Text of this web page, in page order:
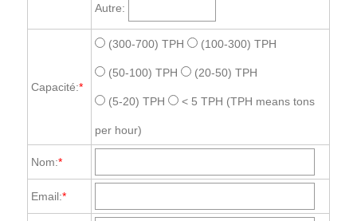
Autre:
Capacité:*
(300-700) TPH (100-300) TPH
(50-100) TPH (20-50) TPH
(5-20) TPH < 5 TPH (TPH means tons
per hour)
Nom:*
Email:*